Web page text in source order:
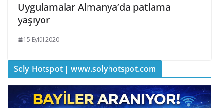
Uygulamalar Almanya’da patlama
yaşıyor
15 Eylül 2020
Soly Hotspot | www.solyhotspot.com